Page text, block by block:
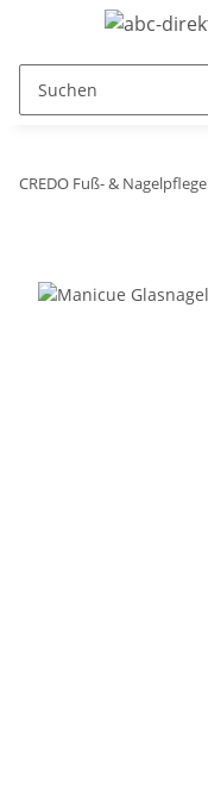
CREDO Fuß- & Nagelpflege